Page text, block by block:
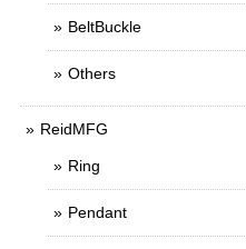
BeltBuckle
Others
ReidMFG
Ring
Pendant